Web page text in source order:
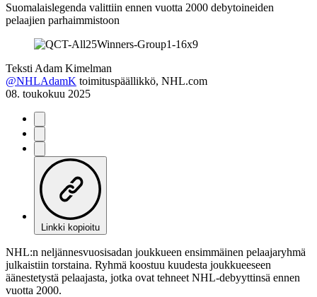
Suomalaislegenda valittiin ennen vuotta 2000 debytoineiden
pelaajien parhaimmistoon
Teksti Adam Kimelman
@NHLAdamK toimituspäällikkö, NHL.com
08. toukokuu 2025
Linkki kopioitu
NHL:n neljännesvuosisadan joukkueen ensimmäinen pelaajaryhmä
julkaistiin torstaina. Ryhmä koostuu kuudesta joukkueeseen
äänestetystä pelaajasta, jotka ovat tehneet NHL-debyyttinsä ennen
vuotta 2000.